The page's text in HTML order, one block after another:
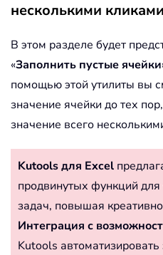
несколькими кликами
В этом разделе будет
«Заполнить пустые ячейки
помощью этой утилиты вы
значение ячейки до тех
значение всего
Kutools для Excel
продвинутых функций
задач, повышая
Интеграция с
Kutools